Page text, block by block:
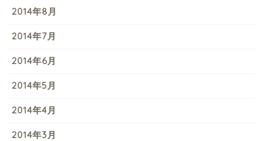
2014年8月
2014年7月
2014年6月
2014年5月
2014年4月
2014年3月